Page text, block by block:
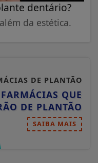
dentário?
da estética.
DE PLANTÃO
QUE
DE PLANTÃO
SAIBA MAIS